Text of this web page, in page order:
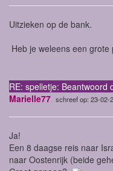
Uitzieken op de bank.
Heb je weleens een grote
RE: spelletje: Beantwoord
Marielle77 schreef op: 23-02-
Ja!
Een 8 daagse reis naar
naar Oostenrijk (beide